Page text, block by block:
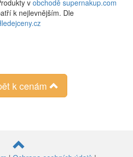
v obchodě supernakup.com
k nejlevnějším. Dle
k cenám